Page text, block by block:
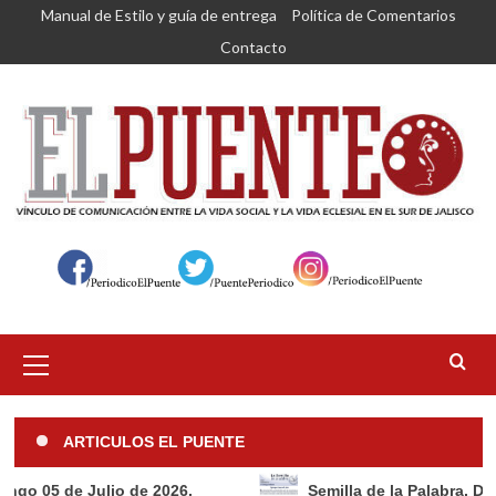
Saltar
contenido
Manual de Estilo y guía de entrega
Política de Comentarios
Contacto
primario
ARTICULOS EL PUENTE
de 2026. Semilla de la Palabra, Domingo 28